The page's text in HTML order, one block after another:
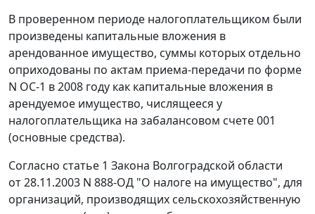
В проверенном периоде налогоплательщиком были
произведены капитальные вложения в
арендованное имущество, суммы которых отдельно
оприходованы по актам приема-передачи по форме
N ОС-1 в 2008 году как капитальные вложения в
арендуемое имущество, числящееся у
налогоплательщика на забалансовом счете 001
(основные средства).
Согласно статье 1 Закона Волгоградской области
от 28.11.2003 N 888-ОД "О налоге на имущество", для
организаций, производящих сельскохозяйственную